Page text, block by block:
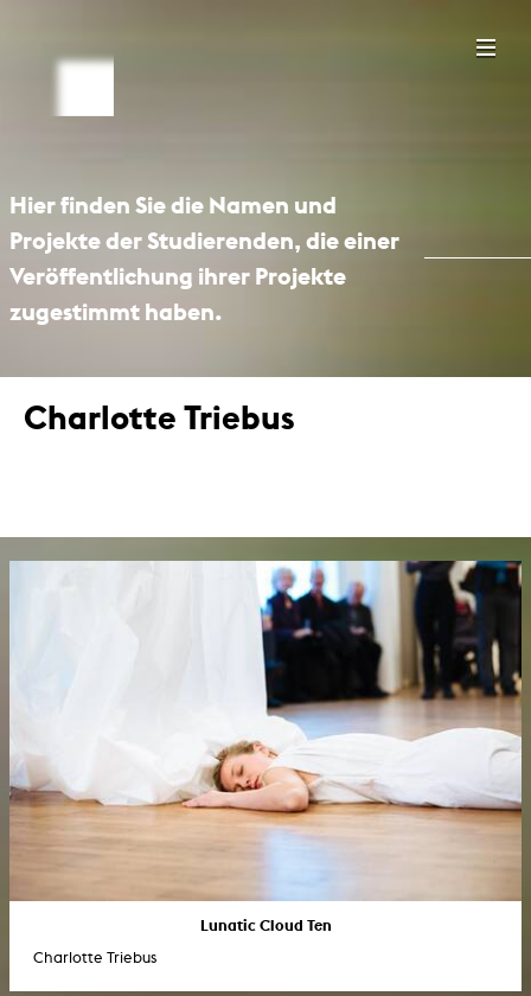
Hier finden Sie die Namen und
Projekte der Studierenden, die einer
Veröffentlichung ihrer Projekte
zugestimmt haben.
Charlotte Triebus
Lunatic Cloud Ten
Charlotte Triebus